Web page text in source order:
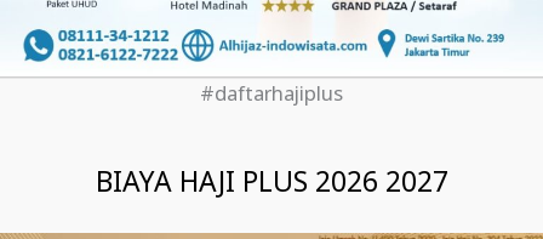
#daftarhajiplus
BIAYA HAJI PLUS 2026 2027